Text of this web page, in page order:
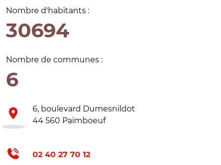
Nombre d'habitants :
30694
Nombre de communes :
6
6, boulevard Dumesnildot
44 560 Paimboeuf
02 40 27 70 12